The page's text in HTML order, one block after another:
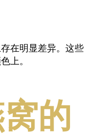
在明显差异。这些
上。
的